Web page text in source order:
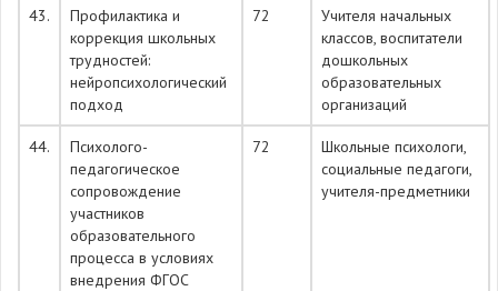
43.
Профилактика и
коррекция школьных
трудностей:
нейропсихологический
подход
72
Учителя начальных
классов, воспитатели
дошкольных
образовательных
организаций
44.
Психолого-
педагогическое
сопровождение
участников
образовательного
процесса в условиях
внедрения ФГОС
72
Школьные психологи,
социальные педагоги,
учителя-предметники